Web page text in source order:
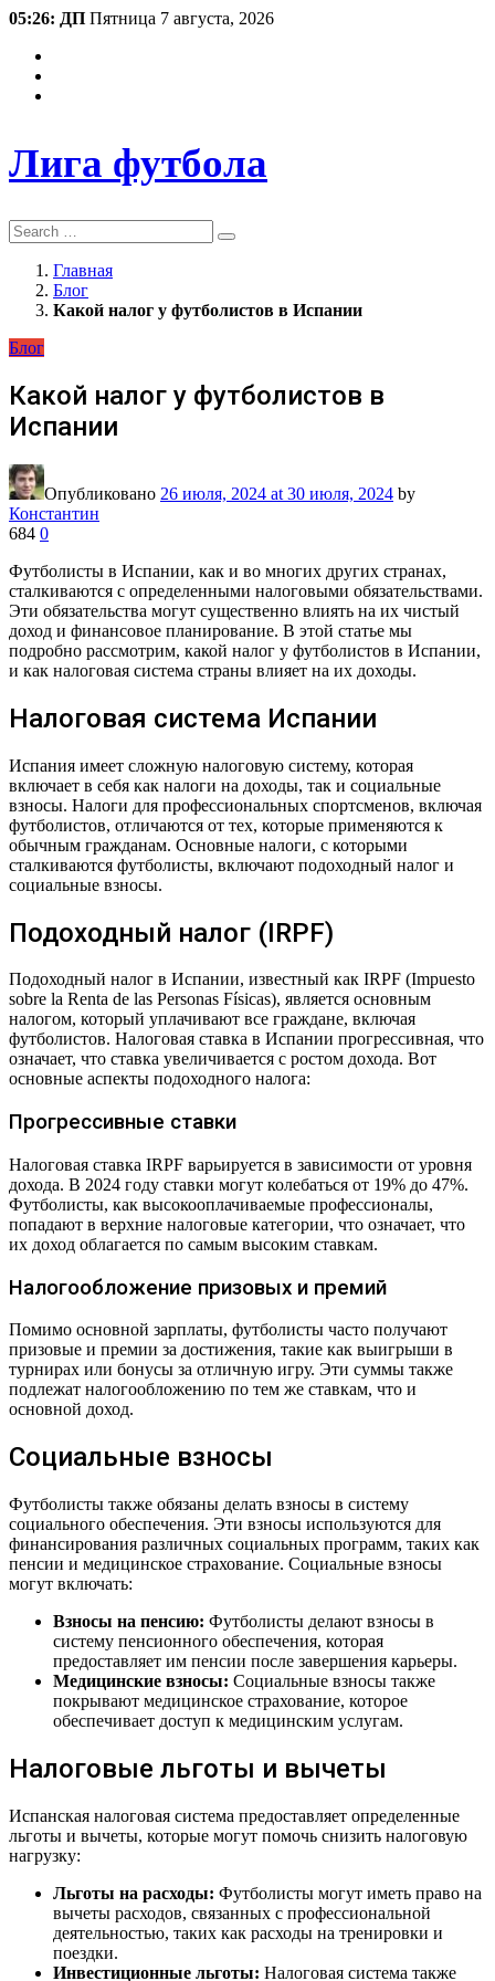
05:26: ДП Пятница 7 августа, 2026
Лига футбола
Search
Главная
Блог
Какой налог у футболистов в Испании
Блог
Какой налог у футболистов в
Испании
Опубликовано 26 июля, 2024 at 30 июля, 2024 by
Константин
684 0
Футболисты в Испании, как и во многих других странах,
сталкиваются с определенными налоговыми обязательствами.
Эти обязательства могут существенно влиять на их чистый
доход и финансовое планирование. В этой статье мы
подробно рассмотрим, какой налог у футболистов в Испании,
и как налоговая система страны влияет на их доходы.
Налоговая система Испании
Испания имеет сложную налоговую систему, которая
включает в себя как налоги на доходы, так и социальные
взносы. Налоги для профессиональных спортсменов, включая
футболистов, отличаются от тех, которые применяются к
обычным гражданам. Основные налоги, с которыми
сталкиваются футболисты, включают подоходный налог и
социальные взносы.
Подоходный налог (IRPF)
Подоходный налог в Испании, известный как IRPF (Impuesto
sobre la Renta de las Personas Físicas), является основным
налогом, который уплачивают все граждане, включая
футболистов. Налоговая ставка в Испании прогрессивная, что
означает, что ставка увеличивается с ростом дохода. Вот
основные аспекты подоходного налога:
Прогрессивные ставки
Налоговая ставка IRPF варьируется в зависимости от уровня
дохода. В 2024 году ставки могут колебаться от 19% до 47%.
Футболисты, как высокооплачиваемые профессионалы,
попадают в верхние налоговые категории, что означает, что
их доход облагается по самым высоким ставкам.
Налогообложение призовых и премий
Помимо основной зарплаты, футболисты часто получают
призовые и премии за достижения, такие как выигрыши в
турнирах или бонусы за отличную игру. Эти суммы также
подлежат налогообложению по тем же ставкам, что и
основной доход.
Социальные взносы
Футболисты также обязаны делать взносы в систему
социального обеспечения. Эти взносы используются для
финансирования различных социальных программ, таких как
пенсии и медицинское страхование. Социальные взносы
могут включать:
Взносы на пенсию: Футболисты делают взносы в
систему пенсионного обеспечения, которая
предоставляет им пенсии после завершения карьеры.
Медицинские взносы: Социальные взносы также
покрывают медицинское страхование, которое
обеспечивает доступ к медицинским услугам.
Налоговые льготы и вычеты
Испанская налоговая система предоставляет определенные
льготы и вычеты, которые могут помочь снизить налоговую
нагрузку:
Льготы на расходы: Футболисты могут иметь право на
вычеты расходов, связанных с профессиональной
деятельностью, таких как расходы на тренировки и
поездки.
Инвестиционные льготы: Налоговая система также